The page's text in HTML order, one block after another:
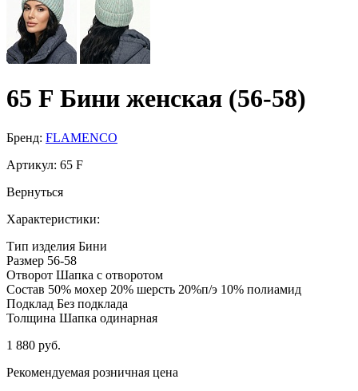
65 F Бини женская (56-58)
Бренд: FLAMENCO
Артикул: 65 F
Вернуться
Характеристики:
Тип изделия Бини
Размер 56-58
Отворот Шапка с отворотом
Состав 50% мохер 20% шерсть 20%п/э 10% полиамид
Подклад Без подклада
Толщина Шапка одинарная
1 880 руб.
Рекомендуемая розничная цена